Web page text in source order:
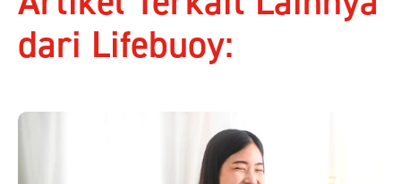
dari Lifebuoy: